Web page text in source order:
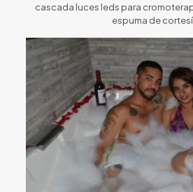
cascada luces leds para
espuma de